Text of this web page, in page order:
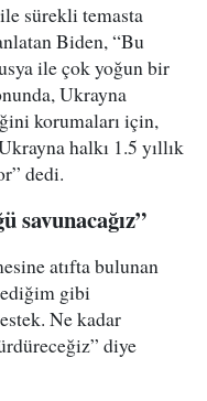
sürekli temasta
Biden, “Bu
ile çok yoğun bir
Ukrayna
korumaları için,
halkı 1.5 yıllık
dedi.
savunacağız”
atıfta bulunan
gibi
Ne kadar
diye